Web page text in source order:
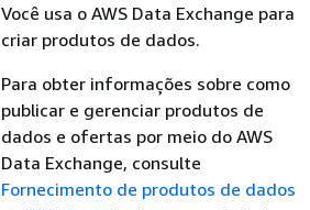
Você usa o AWS Data Exchange para
criar produtos de dados.
Para obter informações sobre como
publicar e gerenciar produtos de
dados e ofertas por meio do AWS
Data Exchange, consulte
Fornecimento de produtos de dados